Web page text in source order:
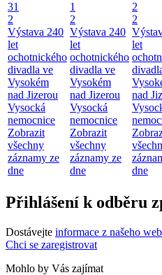
31
2
Výstava 240
let
ochotnického
divadla ve
Vysokém
nad Jizerou
Vysocká
nemocnice
Zobrazit
všechny
záznamy ze
dne
1
2
Výstava 240
let
ochotnického
divadla ve
Vysokém
nad Jizerou
Vysocká
nemocnice
Zobrazit
všechny
záznamy ze
dne
2
2
let
nad
dne
Přihlášení k odběru
Dostávejte informace z našeho
Chci se zaregistrovat
Mohlo by Vás zajímat